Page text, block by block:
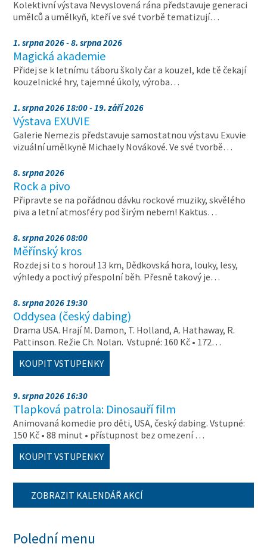
Kolektivní výstava Nevyslovená rána představuje generaci
umělců a umělkyň, kteří ve své tvorbě tematizují…
1. srpna 2026 - 8. srpna 2026
Magická akademie
Přidej se k letnímu táboru školy čar a kouzel, kde tě čekají
kouzelnické hry, tajemné úkoly, výroba…
1. srpna 2026 18:00 - 19. září 2026
Výstava EXUVIE
Galerie Nemezis představuje samostatnou výstavu Exuvie
vizuální umělkyně Michaely Novákové. Ve své tvorbě…
8. srpna 2026
Rock a pivo
Připravte se na pořádnou dávku rockové muziky, skvělého
piva a letní atmosféry pod širým nebem! Kaktus…
8. srpna 2026 08:00
Měřínský kros
Rozdej si to s horou! 13 km, Dědkovská hora, louky, lesy,
výhledy a poctivý přespolní běh. Přesně takový je…
8. srpna 2026 19:30
Oddysea (český dabing)
Drama USA. Hrají M. Damon, T. Holland, A. Hathaway, R.
Pattinson. Režie Ch. Nolan. Vstupné: 160 Kč • 172…
KOUPIT VSTUPENKY
9. srpna 2026 16:30
Tlapková patrola: Dinosauří film
Animovaná komedie pro děti, USA, český dabing. Vstupné:
150 Kč • 88 minut • přístupnost bez omezení …
KOUPIT VSTUPENKY
ZOBRAZIT KALENDÁŘ AKCÍ
Polední menu